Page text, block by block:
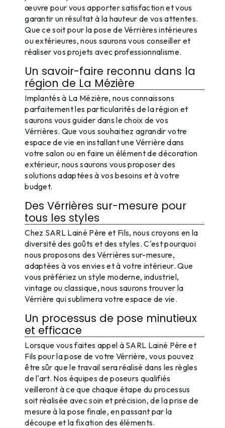
œuvre pour vous apporter satisfaction et vous
garantir un résultat à la hauteur de vos attentes.
Que ce soit pour la pose de Vérrières intérieures
ou extérieures, nous saurons vous conseiller et
réaliser vos projets avec professionnalisme.
Un savoir-faire reconnu dans la
région de La Mézière
Implantés à La Mézière, nous connaissons
parfaitement les particularités de la région et
saurons vous guider dans le choix de vos
Vérrières. Que vous souhaitiez agrandir votre
espace de vie en installant une Vérrière dans
votre salon ou en faire un élément de décoration
extérieur, nous saurons vous proposer des
solutions adaptées à vos besoins et à votre
budget.
Des Vérrières sur-mesure pour
tous les styles
Chez SARL Lainé Père et Fils, nous croyons en la
diversité des goûts et des styles. C'est pourquoi
nous proposons des Vérrières sur-mesure,
adaptées à vos envies et à votre intérieur. Que
vous préfériez un style moderne, industriel,
vintage ou classique, nous saurons trouver la
Vérrière qui sublimera votre espace de vie.
Un processus de pose minutieux
et efficace
Lorsque vous faites appel à SARL Lainé Père et
Fils pour la pose de votre Vérrière, vous pouvez
être sûr que le travail sera réalisé dans les règles
de l'art. Nos équipes de poseurs qualifiés
veilleront à ce que chaque étape du processus
soit réalisée avec soin et précision, de la prise de
mesure à la pose finale, en passant par la
découpe et la fixation des éléments.